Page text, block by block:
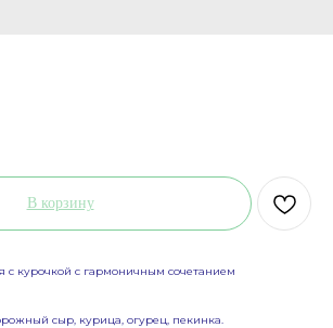
В корзину
с курочкой с гармоничным сочетанием
сыр, курица, огурец, пекинка.